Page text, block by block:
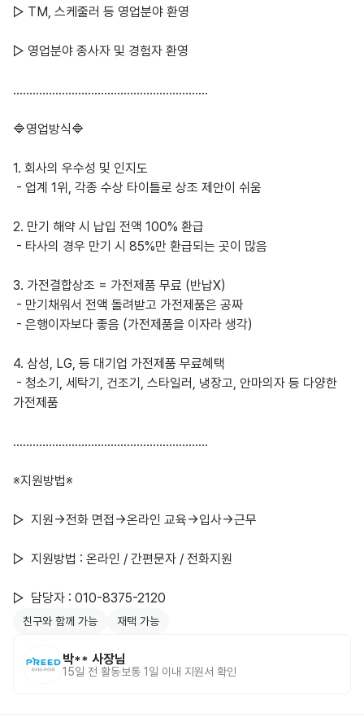
▷ TM, 스케줄러 등 영업분야 환영
▷ 영업분야 종사자 및 경험자 환영
……………………………………………………
🔷영업방식🔷
1. 회사의 우수성 및 인지도
2. 만기 해약 시 납입 전액 100% 환급
3. 가전결합상조 = 가전제품 무료 (반납X)
4. 삼성, LG, 등 대기업 가전제품 무료혜택
가전제품
……………………………………………………
※지원방법※
▷  지원->전화 면접->온라인 교육->입사->근무
▷  지원방법 : 온라인 / 간편문자 / 전화지원
▷  담당자 : 010-8375-2120
친구와 함께 가능 재택 가능
박** 사장님
15일 전 활동보통 1일 이내 지원서 확인